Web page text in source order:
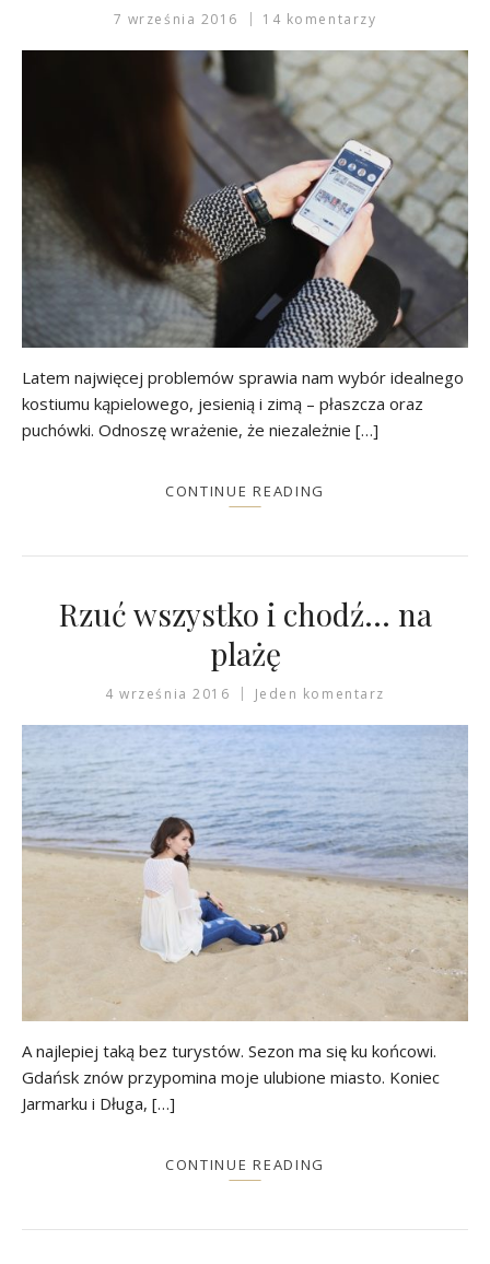
7 września 2016 14 komentarzy
Latem najwięcej problemów sprawia nam wybór idealnego
kostiumu kąpielowego, jesienią i zimą – płaszcza oraz
puchówki. Odnoszę wrażenie, że niezależnie […]
CONTINUE READING
Rzuć wszystko i chodź… na
plażę
4 września 2016 Jeden komentarz
A najlepiej taką bez turystów. Sezon ma się ku końcowi.
Gdańsk znów przypomina moje ulubione miasto. Koniec
Jarmarku i Długa, […]
CONTINUE READING